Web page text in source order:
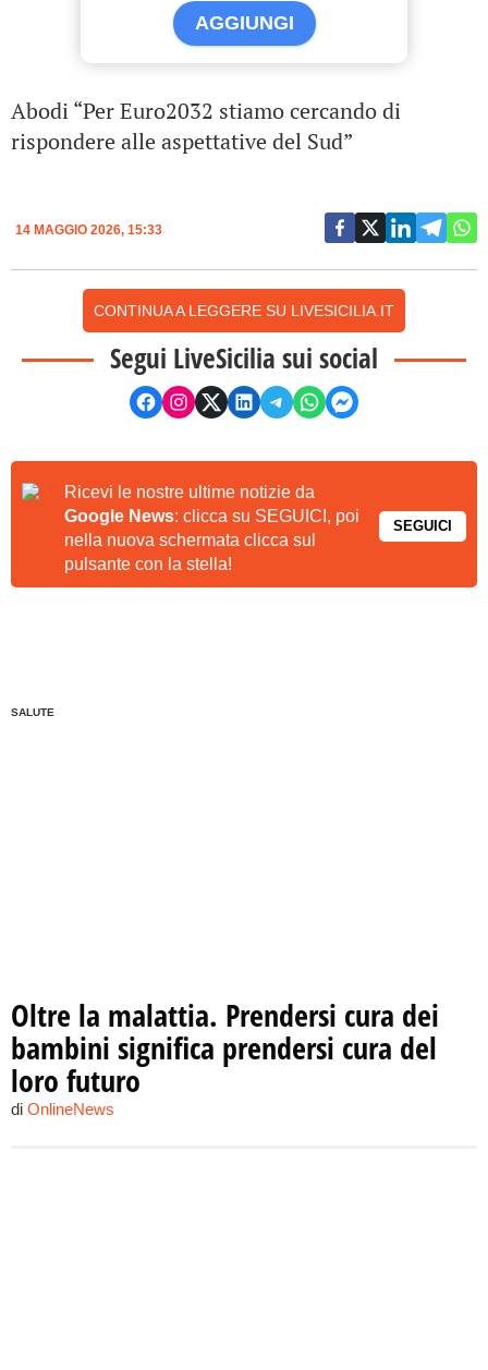
AGGIUNGI
Abodi “Per Euro2032 stiamo cercando di
rispondere alle aspettative del Sud”
14 MAGGIO 2026, 15:33
CONTINUA A LEGGERE SU LIVESICILIA.IT
Segui LiveSicilia sui social
Ricevi le nostre ultime notizie da
Google News: clicca su SEGUICI, poi
nella nuova schermata clicca sul
pulsante con la stella!
SEGUICI
SALUTE
Oltre la malattia. Prendersi cura dei
bambini significa prendersi cura del
loro futuro
di OnlineNews